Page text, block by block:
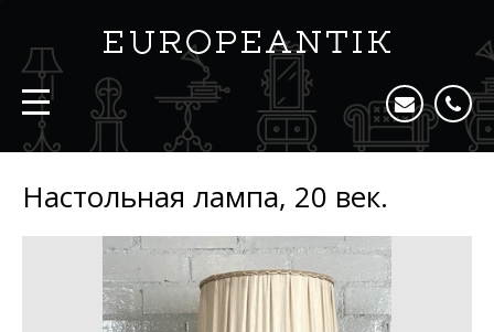
Настольная лампа, 20 век.